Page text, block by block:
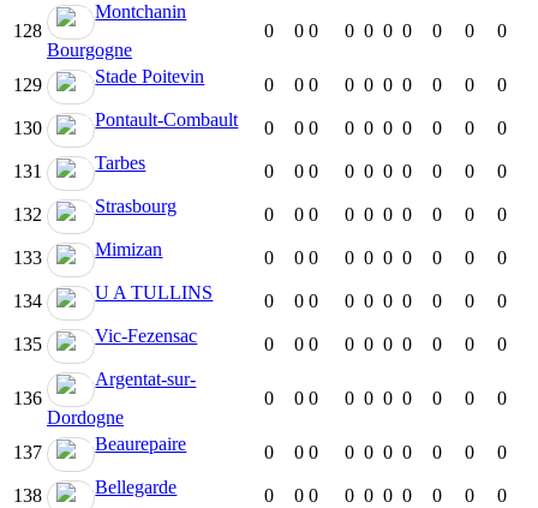
128
Montchanin
Bourgogne
0 0 0 0 0 0 0 0 0 0
129 Stade Poitevin 0 0 0 0 0 0 0 0 0 0
130 Pontault-Combault 0 0 0 0 0 0 0 0 0 0
131 Tarbes 0 0 0 0 0 0 0 0 0 0
132 Strasbourg 0 0 0 0 0 0 0 0 0 0
133 Mimizan 0 0 0 0 0 0 0 0 0 0
134 U A TULLINS 0 0 0 0 0 0 0 0 0 0
135 Vic-Fezensac 0 0 0 0 0 0 0 0 0 0
136
Argentat-sur-
Dordogne
0 0 0 0 0 0 0 0 0 0
137 Beaurepaire 0 0 0 0 0 0 0 0 0 0
138 Bellegarde 0 0 0 0 0 0 0 0 0 0